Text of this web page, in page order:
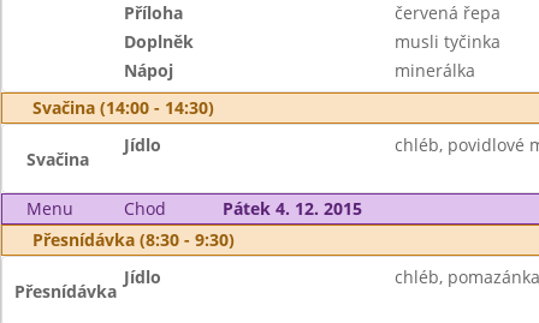
Příloha
červená řepa
Doplněk
musli tyčinka
Nápoj
minerálka
Svačina (14:00 - 14:30)
Svačina
Jídlo chléb, povidlové
Menu Chod
Pátek 4. 12. 2015
Přesnídávka (8:30 - 9:30)
Přesnídávka
Jídlo chléb,